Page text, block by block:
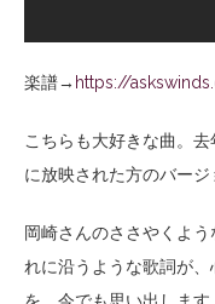
楽譜→ https://
こちらも大好きな曲。
に放映された方のバージ
岡崎さんのささやくよ
れに沿うような歌詞が